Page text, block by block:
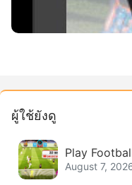
ผู้ใช้ยังดู
Play
r League
August 7,